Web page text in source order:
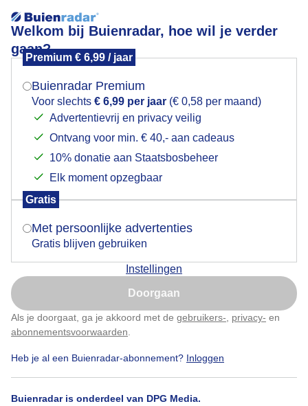
Welkom bij Buienradar, hoe wil je verder
gaan?
Premium € 6,99 / jaar
Buienradar Premium
Voor slechts € 6,99 per jaar (€ 0,58 per maand)
Advertentievrij en privacy veilig
Ontvang voor min. € 40,- aan cadeaus
10% donatie aan Staatsbosbeheer
Elk moment opzegbaar
Gratis
Met persoonlijke advertenties
Gratis blijven gebruiken
Instellingen
Doorgaan
Als je doorgaat, ga je akkoord met de gebruikers- privacy- en
abonnementsvoorwaarden
Heb je al een Buienradar-abonnement? Inloggen
Buienradar is onderdeel van DPG Media.
Zon wolken regen
Mooi decor bij de molen
Door: caroline berkers Gemaakt: 09-06-2026, 120x bekeken
Mogen we je locatie gebruiken voor het
Indien je hier nog geen akkoord op hebt gegeven,
verschijnt er zo een pop-up uit je browser waarin
Is goed, toon de popup
Nu niet, misschien later
Klik hierom dit aan te passen